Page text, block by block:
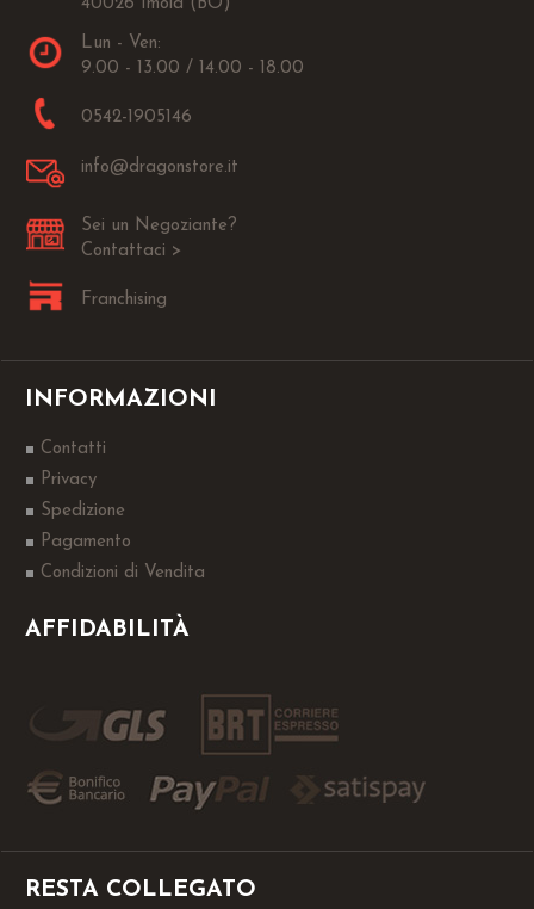
40026 Imola (BO)
Lun - Ven:
9.00 - 13.00 / 14.00 - 18.00
0542-1905146
info@dragonstore.it
Sei un Negoziante?
Contattaci >
Franchising
INFORMAZIONI
Contatti
Privacy
Spedizione
Pagamento
Condizioni di Vendita
AFFIDABILITÀ
RESTA COLLEGATO